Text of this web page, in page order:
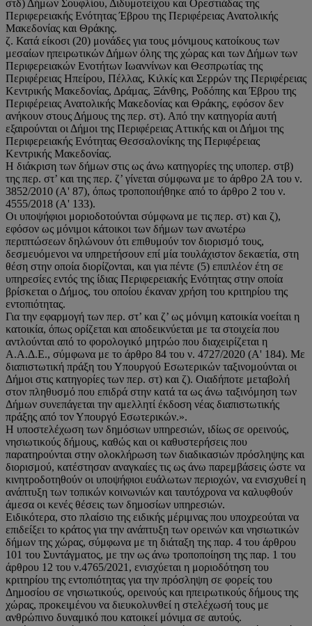
στδ) Δήμων Σουφλίου, Διδυμοτείχου και Ορεστιάδας της
Περιφερειακής Ενότητας Έβρου της Περιφέρειας Ανατολικής
Μακεδονίας και Θράκης.
ζ. Κατά είκοσι (20) μονάδες για τους μόνιμους κατοίκους των
μεσαίων ηπειρωτικών Δήμων όλης της χώρας και των Δήμων των
Περιφερειακών Ενοτήτων Ιωαννίνων και Θεσπρωτίας της
Περιφέρειας Ηπείρου, Πέλλας, Κιλκίς και Σερρών της Περιφέρειας
Κεντρικής Μακεδονίας, Δράμας, Ξάνθης, Ροδόπης και Έβρου της
Περιφέρειας Ανατολικής Μακεδονίας και Θράκης, εφόσον δεν
ανήκουν στους Δήμους της περ. στ). Από την κατηγορία αυτή
εξαιρούνται οι Δήμοι της Περιφέρειας Αττικής και οι Δήμοι της
Περιφερειακής Ενότητας Θεσσαλονίκης της Περιφέρειας
Κεντρικής Μακεδονίας.
Η διάκριση των δήμων στις ως άνω κατηγορίες της υποπερ. στβ)
της περ. στ’ και της περ. ζ’ γίνεται σύμφωνα με το άρθρο 2Α του ν.
3852/2010 (Α' 87), όπως τροποποιήθηκε από το άρθρο 2 του ν.
4555/2018 (Α' 133).
Οι υποψήφιοι μοριοδοτούνται σύμφωνα με τις περ. στ) και ζ),
εφόσον ως μόνιμοι κάτοικοι των δήμων των ανωτέρω
περιπτώσεων δηλώνουν ότι επιθυμούν τον διορισμό τους,
δεσμευόμενοι να υπηρετήσουν επί μία τουλάχιστον δεκαετία, στη
θέση στην οποία διορίζονται, και για πέντε (5) επιπλέον έτη σε
υπηρεσίες εντός της ίδιας Περιφερειακής Ενότητας στην οποία
βρίσκεται ο Δήμος, του οποίου έκαναν χρήση του κριτηρίου της
εντοπιότητας.
Για την εφαρμογή των περ. στ’ και ζ’ ως μόνιμη κατοικία νοείται η
κατοικία, όπως ορίζεται και αποδεικνύεται με τα στοιχεία που
αντλούνται από το φορολογικό μητρώο που διαχειρίζεται η
Α.Α.Δ.Ε., σύμφωνα με το άρθρο 84 του ν. 4727/2020 (Α' 184). Με
διαπιστωτική πράξη του Υπουργού Εσωτερικών ταξινομούνται οι
Δήμοι στις κατηγορίες των περ. στ) και ζ). Οιαδήποτε μεταβολή
στον πληθυσμό που επιδρά στην κατά τα ως άνω ταξινόμηση των
Δήμων συνεπάγεται την αμελλητί έκδοση νέας διαπιστωτικής
πράξης από τον Υπουργό Εσωτερικών.».
Η υποστελέχωση των δημόσιων υπηρεσιών, ιδίως σε ορεινούς,
νησιωτικούς δήμους, καθώς και οι καθυστερήσεις που
παρατηρούνται στην ολοκλήρωση των διαδικασιών πρόσληψης και
διορισμού, κατέστησαν αναγκαίες τις ως άνω παρεμβάσεις ώστε να
κινητροδοτηθούν οι υποψήφιοι ευάλωτων περιοχών, να ενισχυθεί η
ανάπτυξη των τοπικών κοινωνιών και ταυτόχρονα να καλυφθούν
άμεσα οι κενές θέσεις των δημοσίων υπηρεσιών.
Ειδικότερα, στο πλαίσιο της ειδικής μέριμνας που υποχρεούται να
επιδείξει το κράτος για την ανάπτυξη των ορεινών και νησιωτικών
δήμων της χώρας, σύμφωνα με τη διάταξη της παρ. 4 του άρθρου
101 του Συντάγματος, με την ως άνω τροποποίηση της παρ. 1 του
άρθρου 12 του ν.4765/2021, ενισχύεται η μοριοδότηση του
κριτηρίου της εντοπιότητας για την πρόσληψη σε φορείς του
Δημοσίου σε νησιωτικούς, ορεινούς και ηπειρωτικούς δήμους της
χώρας, προκειμένου να διευκολυνθεί η στελέχωσή τους με
ανθρώπινο δυναμικό που κατοικεί μόνιμα σε αυτούς.